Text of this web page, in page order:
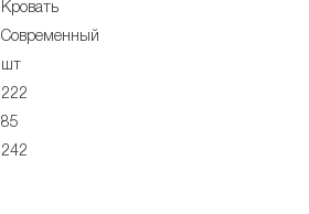
Кровать
Современный
шт
222
85
242